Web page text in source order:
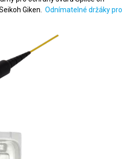
Giken.Odnímatelné držáky pro